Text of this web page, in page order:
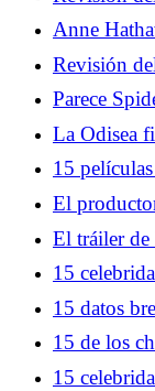
House of
Anne
Revisión
Men '97:
Parece
agregar otro
La Odisea
Holland
15
demasiado
El
realmente
El tráiler de
siglo XXI
15
extra
15 datos
negocio del
15 de los
Austin
15